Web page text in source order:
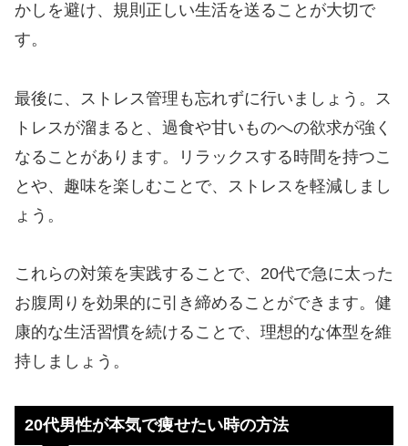
かしを避け、規則正しい生活を送ることが大切で
す。
最後に、ストレス管理も忘れずに行いましょう。ス
トレスが溜まると、過食や甘いものへの欲求が強く
なることがあります。リラックスする時間を持つこ
とや、趣味を楽しむことで、ストレスを軽減しまし
ょう。
これらの対策を実践することで、20代で急に太った
お腹周りを効果的に引き締めることができます。健
康的な生活習慣を続けることで、理想的な体型を維
持しましょう。
20代男性が本気で痩せたい時の方法